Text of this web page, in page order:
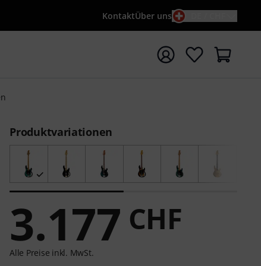
KontaktÜber uns
mit Suchwort {searchTerm} starten
Produktvariationen
3.177 CHF
Alle Preise inkl. MwSt.